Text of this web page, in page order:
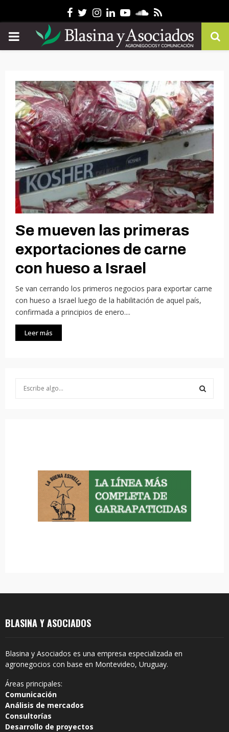
Facebook
Twitter
Instagram
Linkedin
YoutubeSoundcloud
Rss
PRIMARY
Se mueven las primeras
exportaciones de carne
con hueso a Israel
Se van cerrando los primeros negocios para exportar carne
con hueso a Israel luego de la habilitación de aquel país,
confirmada a principios de enero....
Leer más
BLASINA Y ASOCIADOS
Blasina y Asociados es una empresa especializada en
agronegocios con base en Montevideo, Uruguay.
Áreas principales:
Comunicación
Análisis de mercados
Consultorías
Desarrollo de proyectos